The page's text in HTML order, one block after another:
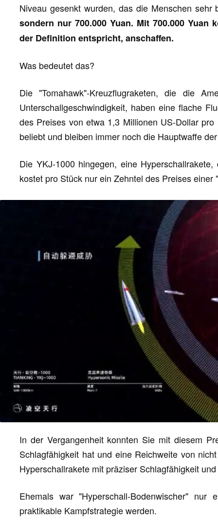
Niveau gesenkt wurden, das die Menschen
sondern nur 700.000 Yuan. Mit 700.000
der Definition entspricht, anschaffen.
Was bedeutet das?
Die "Tomahawk"-Kreuzflugraketen, die die
Unterschallgeschwindigkeit, haben eine flache
des Preises von etwa 1,3 Millionen US-Dollar
beliebt und bleiben immer noch die Hauptwaffe
Die YKJ-1000 hingegen, eine
kostet pro Stück nur ein Zehntel des Preises einer
In der Vergangenheit konnten Sie mit diesem
Schlagfähigkeit hat und eine Reichweite von
Hyperschallrakete mit präziser Schlagfähigkeit
Ehemals war "Hyperschall-Bodenwischer"
praktikable Kampfstrategie werden.